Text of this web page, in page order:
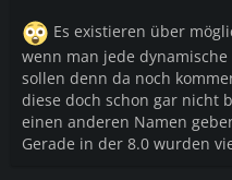
Es existieren über
wenn man jede
sollen denn da noch
diese doch schon gar nicht
einen anderen Namen
Gerade in der 8.0 wurden